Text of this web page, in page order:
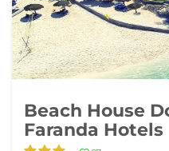
Beach House
Faranda Hotels